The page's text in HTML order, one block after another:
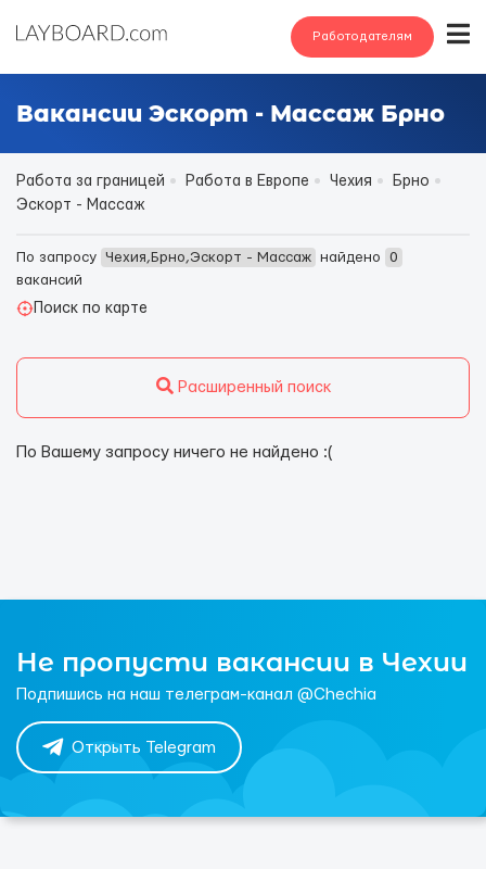
Работодателям
Вакансии Эскорт - Массаж Брно
Работа за границей Работа в Европе Чехия
Брно
Эскорт - Массаж
По запросу Чехия,Брно,Эскорт - Массаж найдено
0
вакансий
Поиск по карте
Расширенный поиск
По Вашему запросу ничего не найдено :(
Не пропусти вакансии в Чехии
Подпишись на наш телеграм-канал @Chechia
Открыть Telegram